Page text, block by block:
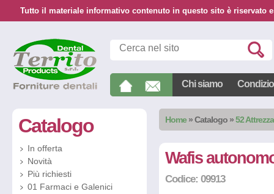
Tutto il materiale informativo contenuto in questo sito è riservato
Chi siamo
Home »Catalogo »52
Catalogo
In offerta
Novità
Più richiesti
01 Farmaci e Galenici
Wafis
Codice: 09913